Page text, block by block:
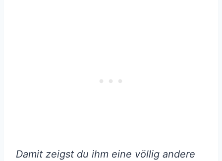
Damit zeigst du ihm eine völlig andere